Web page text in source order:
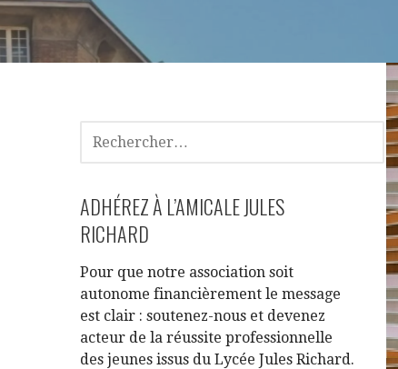
ADHÉREZ À L’AMICALE JULES
RICHARD
Pour que notre association soit
autonome financièrement le message
est clair : soutenez-nous et devenez
acteur de la réussite professionnelle
des jeunes issus du Lycée Jules Richard.